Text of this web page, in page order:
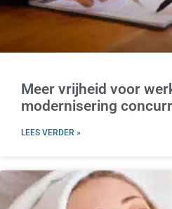
Meer vrijheid voor
modernisering
LEES VERDER »